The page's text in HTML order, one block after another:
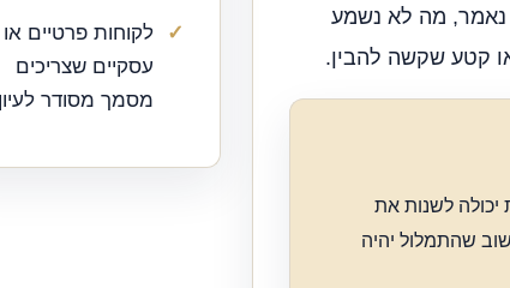
מה לא נשמע
קטע שקשה להבין.
לשנות את
שהתמלול יהיה
לקוחות פרטיים או
עסקיים שצריכים
מסמך מסודר